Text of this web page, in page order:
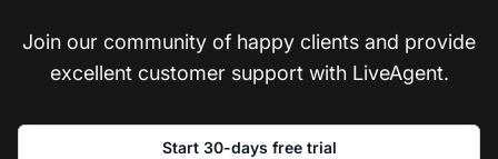
Join our community of happy clients and provide
excellent customer support with LiveAgent.
Start 30-days free trial